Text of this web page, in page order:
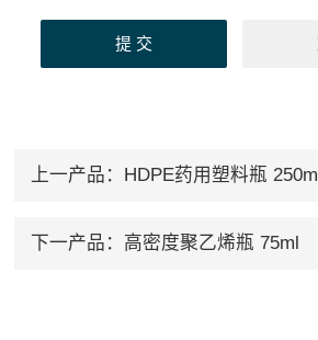
上一产品： HDPE药用塑料瓶 250ml
下一产品： 高密度聚乙烯瓶 75ml